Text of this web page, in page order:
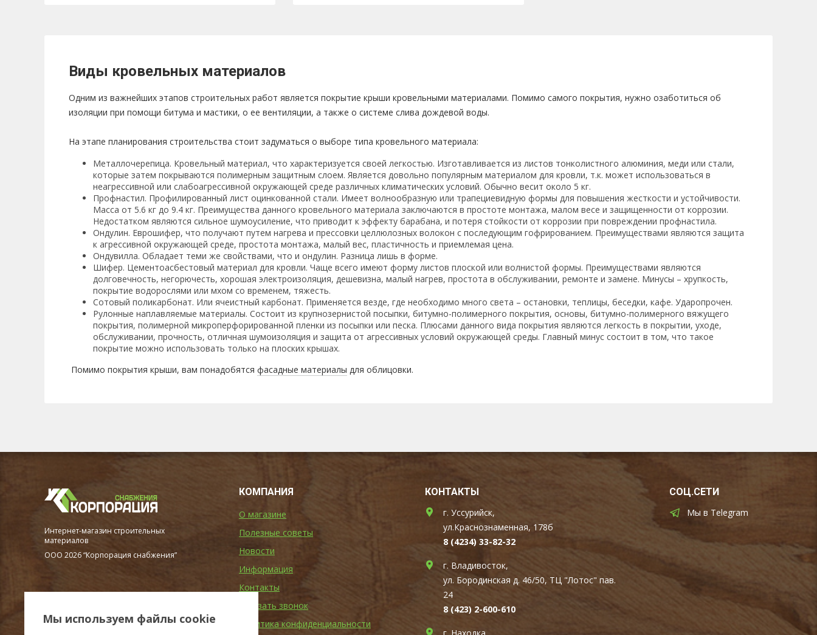
Виды кровельных материалов
Одним из важнейших этапов строительных работ является покрытие крыши кровельными материалами. Помимо самого покрытия, нужно озаботиться об
изоляции при помощи битума и мастики, о ее вентиляции, а также о системе слива дождевой воды.
На этапе планирования строительства стоит задуматься о выборе типа кровельного материала:
Металлочерепица. Кровельный материал, что характеризуется своей легкостью. Изготавливается из листов тонколистного алюминия, меди или стали,
которые затем покрываются полимерным защитным слоем. Является довольно популярным материалом для кровли, т.к. может использоваться в
неагрессивной или слабоагрессивной окружающей среде различных климатических условий. Обычно весит около 5 кг.
Профнастил. Профилированный лист оцинкованной стали. Имеет волнообразную или трапециевидную формы для повышения жесткости и устойчивости.
Масса от 5.6 кг до 9.4 кг. Преимущества данного кровельного материала заключаются в простоте монтажа, малом весе и защищенности от коррозии.
Недостатком являются сильное шумоусиление, что приводит к эффекту барабана, и потеря стойкости от коррозии при повреждении профнастила.
Ондулин. Еврошифер, что получают путем нагрева и прессовки целлюлозных волокон с последующим гофрированием. Преимуществами являются защита
к агрессивной окружающей среде, простота монтажа, малый вес, пластичность и приемлемая цена.
Ондувилла. Обладает теми же свойствами, что и ондулин. Разница лишь в форме.
Шифер. Цементоасбестовый материал для кровли. Чаще всего имеют форму листов плоской или волнистой формы. Преимуществами являются
долговечность, негорючесть, хорошая электроизоляция, дешевизна, малый нагрев, простота в обслуживании, ремонте и замене. Минусы – хрупкость,
покрытие водорослями или мхом со временем, тяжесть.
Сотовый поликарбонат. Или ячеистный карбонат. Применяется везде, где необходимо много света – остановки, теплицы, беседки, кафе. Ударопрочен.
Рулонные наплавляемые материалы. Состоит из крупнозернистой посыпки, битумно-полимерного покрытия, основы, битумно-полимерного вяжущего
покрытия, полимерной микроперфорированной пленки из посыпки или песка. Плюсами данного вида покрытия являются легкость в покрытии, уходе,
обслуживании, прочность, отличная шумоизоляция и защита от агрессивных условий окружающей среды. Главный минус состоит в том, что такое
покрытие можно использовать только на плоских крышах.
Помимо покрытия крыши, вам понадобятся фасадные материалы для облицовки.
Мы используем файлы cookie
Интернет-магазин строительных
материалов
ООО 2026 “Корпорация снабжения”
КОМПАНИЯ
О магазине
Полезные советы
Новости
Информация
Контакты
Заказать звонок
Политика конфиденциальности
КОНТАКТЫ
г. Уссурийск,
ул.Краснознаменная, 178б
8 (4234) 33-82-32
г. Владивосток,
ул. Бородинская д. 46/50, ТЦ "Лотос" пав.
24
8 (423) 2-600-610
СОЦ.СЕТИ
Мы в Telegram